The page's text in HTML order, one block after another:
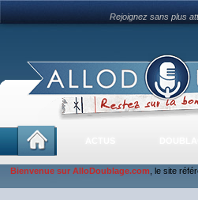
Rejoignez sans plus
Bienvenue sur AlloDoublage.com , le site